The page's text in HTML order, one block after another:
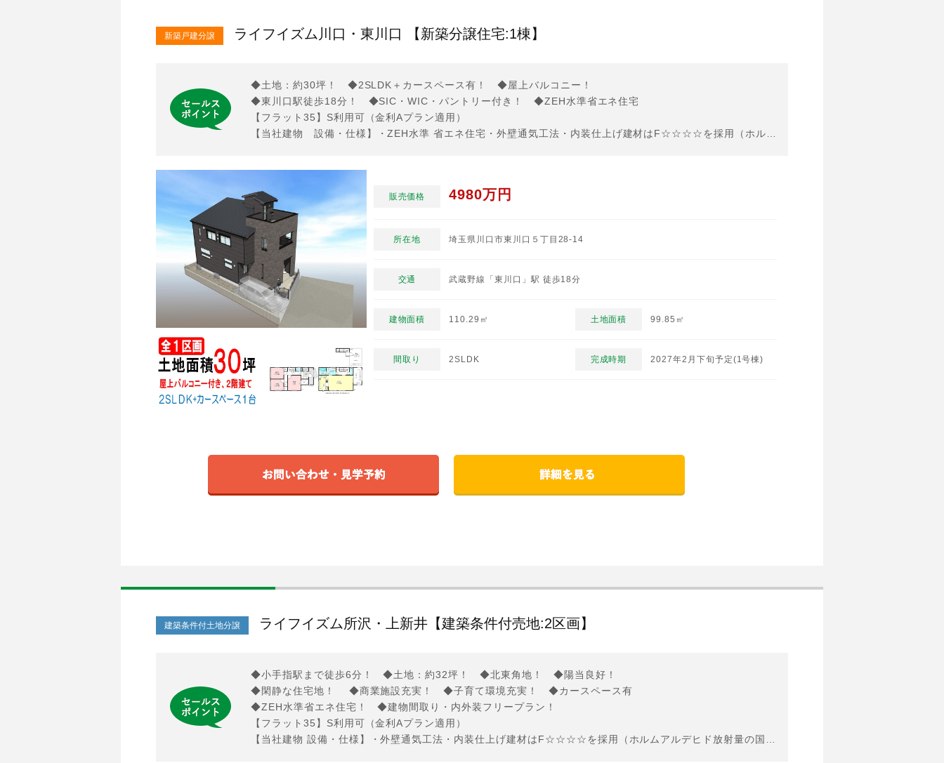
新築戸建分譲 ライフイズム川口・東川口 【新築分譲住宅:1棟】
◆土地：約30坪！ ◆2SLDK＋カースペース有！ ◆屋上バルコニー！
◆東川口駅徒歩18分！ ◆SIC・WIC・パントリー付き！ ◆ZEH水準省エネ住宅
【フラット35】S利用可（金利Aプラン適用）
【当社建物 設備・仕様】・ZEH水準 省エネ住宅・外壁通気工法・内装仕上げ建材はF☆☆☆☆を採用（ホルムアルデヒド放射量の国内規定最高等級）・全居室ペアガラス・カラーモニター付インターホン
販売価格 4980万円
所在地 埼玉県川口市東川口５丁目28-14
交通 武蔵野線「東川口」駅 徒歩18分
建物面積 110.29㎡ 土地面積 99.85㎡
間取り 2SLDK 完成時期 2027年2月下旬予定(1号棟)
建築条件付土地分譲 ライフイズム所沢・上新井【建築条件付売地:2区画】
◆小手指駅まで徒歩6分！ ◆土地：約32坪！ ◆北東角地！ ◆陽当良好！
◆閑静な住宅地！ ◆商業施設充実！ ◆子育て環境充実！ ◆カースペース有
◆ZEH水準省エネ住宅！ ◆建物間取り・内外装フリープラン！
【フラット35】S利用可（金利Aプラン適用）